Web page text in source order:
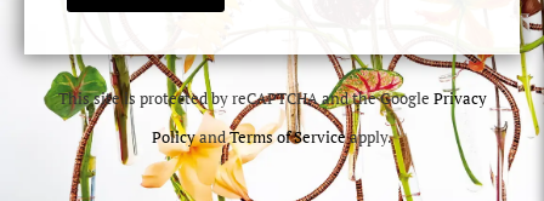
This site is protected by reCAPTCHA and the Google Privacy
PolicyandTerms of Serviceapply.